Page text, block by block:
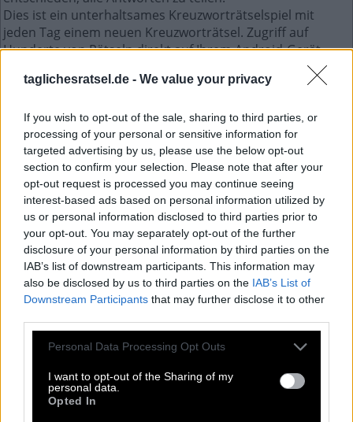
taglichesratsel.de - We value your privacy
If you wish to opt-out of the sale, sharing to third parties, or
processing of your personal or sensitive information for
targeted advertising by us, please use the below opt-out
section to confirm your selection. Please note that after your
opt-out request is processed you may continue seeing
interest-based ads based on personal information utilized by
us or personal information disclosed to third parties prior to
your opt-out. You may separately opt-out of the further
disclosure of your personal information by third parties on the
IAB’s list of downstream participants. This information may
also be disclosed by us to third parties on the IAB’s List of
Downstream Participants that may further disclose it to other
Personal Data Processing Opt Outs
I want to opt-out of the Sharing of my
personal data.
Opted In
Dies ist ein unterhaltsames Kreuzworträtselspiel mit
jeden Tag einem neuen Kreuzworträtsel. Zugriff auf
Hunderte von Rätseln direkt auf Ihrem Android-Gerät.
Spielen oder wiederholen Sie Ihre Kreuzworträtsel, wann
und wo Sie möchten! Trainieren Sie Ihr Gehirn und lösen
Meister im Kreuzworträtsel-Lösen und haben Sie jede
Menge Spaß – und das alles kostenlos!
Mini April 24 2023 kreuzworträtsel
E S S
T
S
P E R
O
E
R G A
B
L
E E R
E
E
L A N
Matrosen, die alles Zeug setzen, setzen alle __:
2. Person Plural Präsens des Verbs essen